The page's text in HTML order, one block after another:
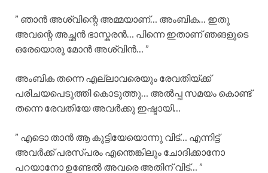
” ഞാൻ അശ്വിന്റെ അമ്മയാണ്… അംബിക… ഇതു
അവന്റെ അച്ഛൻ ഭാസ്കരൻ… പിന്നെ ഇതാണ് ഞങളുടെ
ഒരേയൊരു മോൻ അശ്വിൻ… ”
അംബിക തന്നെ എല്ലാവരെയും രേവതിയ്ക്ക്
പരിചയപെടുത്തി കൊടുത്തു… അൽപ്പ സമയം കൊണ്ട്
തന്നെ രേവതിയേ അവർക്കു ഇഷ്ടായി…
” എടൊ താൻ ആ കുട്ടിയേയൊന്നു വിട്… എന്നിട്ട്
അവർക്ക് പരസ്പരം എന്തെങ്കിലും ചോദിക്കാനോ
പറയാനോ ഉണ്ടേൽ അവരെ അതിന് വിട്… ”